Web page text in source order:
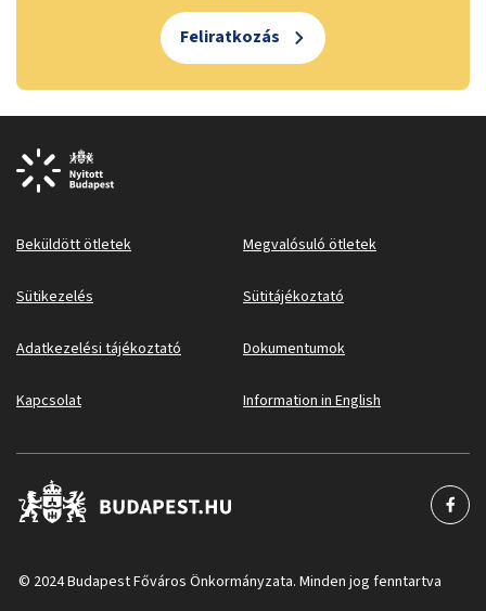
Feliratkozás
Beküldött ötletek Megvalósuló ötletek
Sütikezelés Sütitájékoztató
Adatkezelési tájékoztató Dokumentumok
Kapcsolat Information in English
© 2024 Budapest Főváros Önkormányzata. Minden jog fenntartva